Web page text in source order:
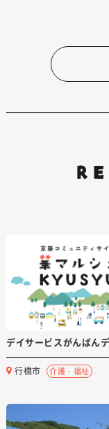
デイサービスがんばん
行橋市 介護・福祉